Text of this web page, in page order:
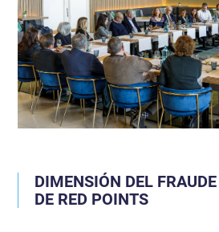
DIMENSIÓN DEL
DE RED POINTS